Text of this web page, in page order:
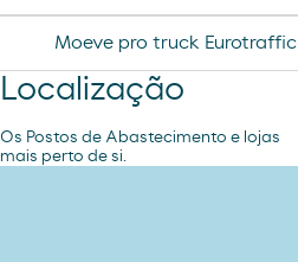
Moeve pro truck Eurotraffic
Localização
Os Postos de Abastecimento e lojas
mais perto de si.